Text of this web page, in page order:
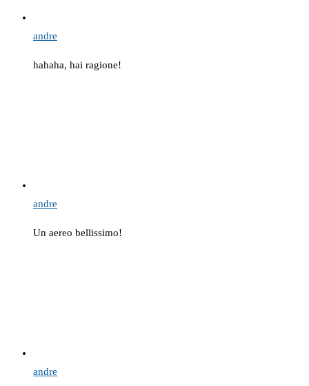
andre
hahaha, hai ragione!
andre
Un aereo bellissimo!
andre